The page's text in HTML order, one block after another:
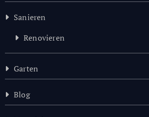
Sanieren
Renovieren
Garten
Blog